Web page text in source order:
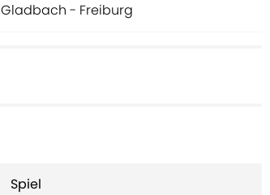
Gladbach - Freiburg
Spiel